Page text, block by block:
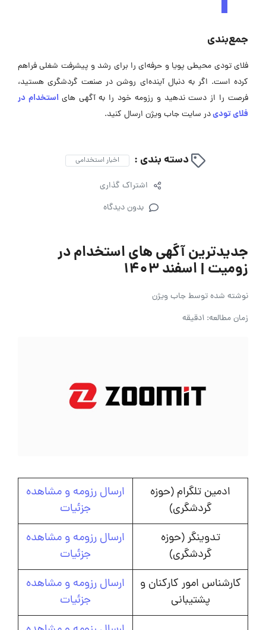
جمع‌بندی
فلای تودی محیطی پویا و حرفه‌ای را برای رشد و پیشرفت شغلی فراهم
کرده است. اگر به دنبال آینده‌ای روشن در صنعت گردشگری هستید،
فرصت را از دست ندهید و رزومه خود را به آگهی ‌های استخدام در
فلای تودیدر سایت جاب ویژن ارسال کنید.
دسته بندی : اخبار استخدامی
اشتراک گذاری
بدون دیدگاه
جدیدترین آگهی های استخدام در
زومیت | اسفند ۱۴۰۳
نوشته شده توسطجاب ویژن
زمان مطالعه: 1دقیقه
ادمین تلگرام (حوزه
گردشگری)
ارسال رزومه و مشاهده
جزئیات
تدوینگر (حوزه
گردشگری)
ارسال رزومه و مشاهده
جزئیات
کارشناس امور کارکنان و
پشتیبانی
ارسال رزومه و مشاهده
جزئیات